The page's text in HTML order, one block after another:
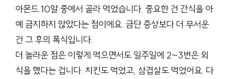
아몬드 10알 중에서 골라 먹었습니다. 중요한 건 간식을 아
예 금지하지 않았다는 점이에요. 금단 증상보다 더 무서운
건 그 후의 폭식입니다.
더 놀라운 점은 이렇게 먹으면서도 일주일에 2~3번은 외
식을 했다는 겁니다. 치킨도 먹었고, 삼겹살도 먹었어요. 다